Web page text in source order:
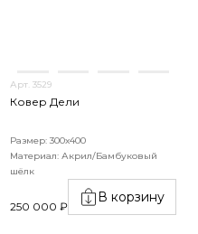
Арт. 3529
Ковер Дели
Размер: 300х400
Материал: Акрил/Бамбуковый
шёлк
250 000 ₽
В корзину